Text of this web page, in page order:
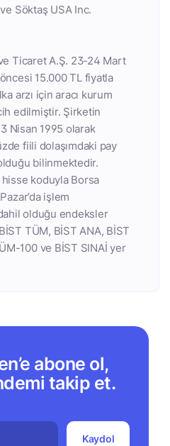
Söktaş USA Inc.
Ticaret A.Ş. 23-24 Mart
15.000 TL fiyatla
arzı için aracı kurum
edilmiştir. Şirketin
Nisan 1995 olarak
fiili dolaşımdaki pay
bilinmektedir.
koduyla Borsa
işlem
olduğu endeksler
TÜM, BİST ANA, BİST
100 ve BİST SINAİ yer
abone ol,
takip et.
Kaydol